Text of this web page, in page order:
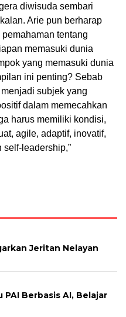
diwisuda sembari
Arie pun berharap
tentang
memasuki dunia
yang memasuki dunia
ini penting? Sebab
subjek yang
dalam memecahkan
harus memiliki kondisi,
agile, adaptif, inovatif,
self-leadership,”
Jeritan Nelayan
Berbasis AI, Belajar